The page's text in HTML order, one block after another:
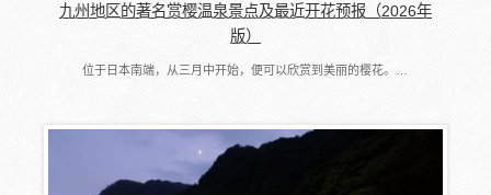
九州地区的著名赏樱温泉景点及最近开花预报（2026年
版）
位于日本南端，从三月中开始，便可以欣赏到美丽的樱花。…